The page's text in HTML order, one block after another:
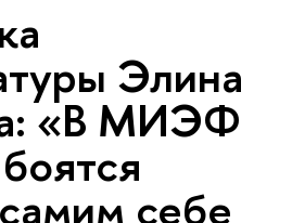
Элина
«В МИЭФ
себе